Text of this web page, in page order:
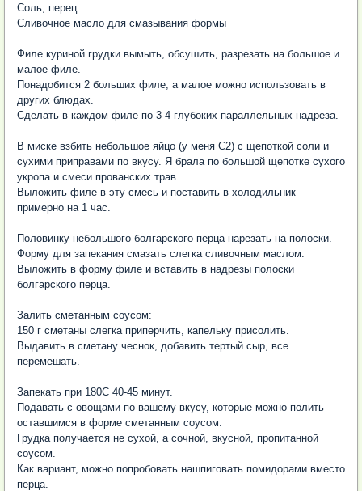
Соль, перец
Сливочное масло для смазывания формы
Филе куриной грудки вымыть, обсушить, разрезать на большое и
малое филе.
Понадобится 2 больших филе, а малое можно использовать в
других блюдах.
Сделать в каждом филе по 3-4 глубоких параллельных надреза.
В миске взбить небольшое яйцо (у меня С2) с щепоткой соли и
сухими приправами по вкусу. Я брала по большой щепотке сухого
укропа и смеси прованских трав.
Выложить филе в эту смесь и поставить в холодильник
примерно на 1 час.
Половинку небольшого болгарского перца нарезать на полоски.
Форму для запекания смазать слегка сливочным маслом.
Выложить в форму филе и вставить в надрезы полоски
болгарского перца.
Залить сметанным соусом:
150 г сметаны слегка приперчить, капельку присолить.
Выдавить в сметану чеснок, добавить тертый сыр, все
перемешать.
Запекать при 180С 40-45 минут.
Подавать с овощами по вашему вкусу, которые можно полить
оставшимся в форме сметанным соусом.
Грудка получается не сухой, а сочной, вкусной, пропитанной
соусом.
Как вариант, можно попробовать нашпиговать помидорами вместо
перца.